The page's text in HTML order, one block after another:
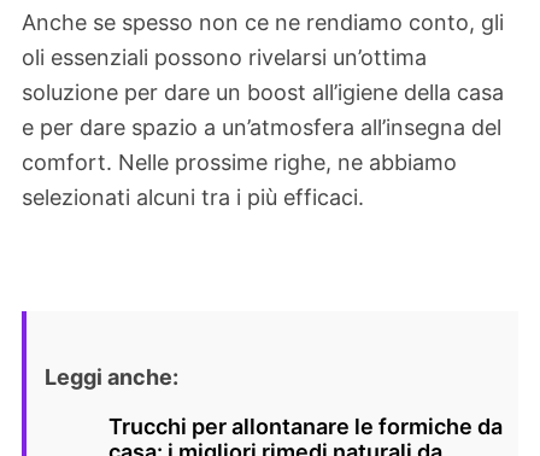
Anche se spesso non ce ne rendiamo conto, gli
oli essenziali possono rivelarsi un’ottima
soluzione per dare un boost all’igiene della casa
e per dare spazio a un’atmosfera all’insegna del
comfort. Nelle prossime righe, ne abbiamo
selezionati alcuni tra i più efficaci.
Leggi anche:
Trucchi per allontanare le formiche da